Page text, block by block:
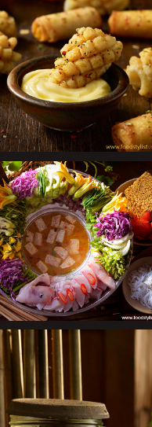
+
+